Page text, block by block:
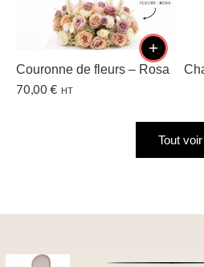
Couronne de fleurs – Rosa
70,00 € HT
Tout voir